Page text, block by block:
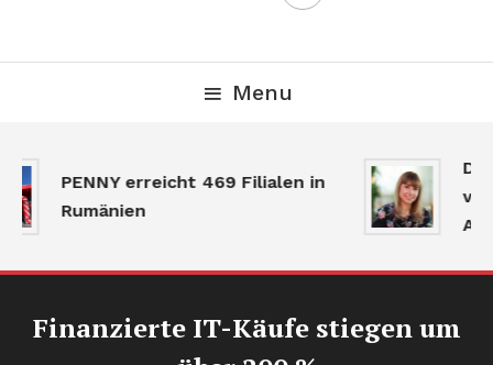
Menu
PENNY erreicht 469 Filialen in
Rumänien
Finanzierte IT-Käufe stiegen um